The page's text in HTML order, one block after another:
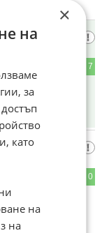
7
0
×
на
за
като
на
на